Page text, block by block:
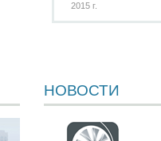
2015 г.
НОВОСТИ